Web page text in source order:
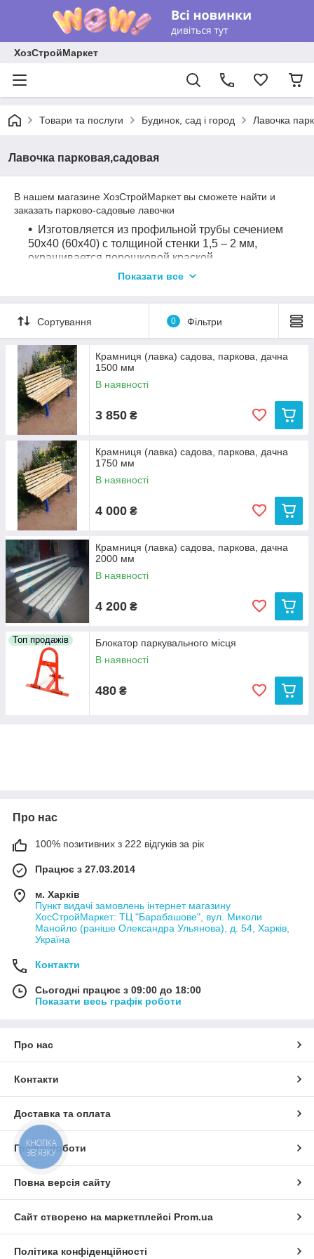
ХозСтройМаркет
Товари та послуги Будинок, сад і город Лавочка
Лавочка парковая,садовая
В нашем магазине ХозСтройМаркет вы сможете найти и
заказать парково-садовые лавочки
Изготовляется из профильной трубы сечением
50х40 (60х40) с толщиной стенки 1,5 – 2 мм,
окрашивается порошковой краской.
Стандартные цвет (синий, черный, зеленый,
болтами с полукруглой головкой.
Оцинкованные крепления расположены в 8-ми
линиях (не в двух, как у других производителей).
Такое размещение креплений дает жесткость
конструкции к расшатыванию.
Брусок комплектується з фаскою, готовий до
збірки, без лакування (натуральний колір
дерева). Покупець сам вирішує, як пофарбувати
брусок (лаком, морилкою, фарбою або обпалити
паяльною лампою)
Показати все
Сортування 0 Фільтри
Крамниця (лавка) садова, паркова, дачна
1500 мм
В наявності
3 850 ₴
Крамниця (лавка) садова, паркова, дачна
1750 мм
В наявності
4 000 ₴
Крамниця (лавка) садова, паркова, дачна
2000 мм
В наявності
4 200 ₴
Топ продажів
Блокатор паркувального місця
В наявності
480 ₴
Про нас
100% позитивних з 222 відгуків за рік
Працює з 27.03.2014
м. Харків
Пункт видачі замовлень інтернет магазину
ХосСтройМаркет: ТЦ "Барабашове", вул. Миколи
Манойло (раніше Олександра Ульянова), д. 54, Харків,
Україна
Контакти
Сьогодні працює з 09:00 до 18:00
Показати весь графік роботи
Про нас
Контакти
Доставка та оплата
Графік роботи
Повна версія сайту
Сайт створено на маркетплейсі Prom.ua
Політика конфіденційності
КНОПКА
ЗВ'ЯЗКУ